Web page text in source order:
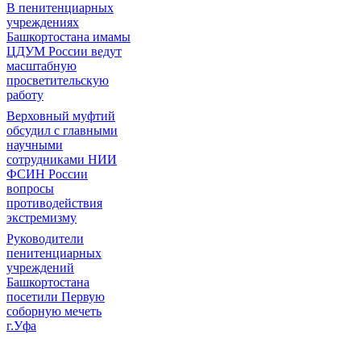
В пенитенциарных
учреждениях
Башкортостана имамы
ЦДУМ России ведут
масштабную
просветительскую
работу
Верховный муфтий
обсудил с главными
научными
сотрудниками НИИ
ФСИН России
вопросы
противодействия
экстремизму
Руководители
пенитенциарных
учреждений
Башкортостана
посетили Первую
соборную мечеть
г.Уфа